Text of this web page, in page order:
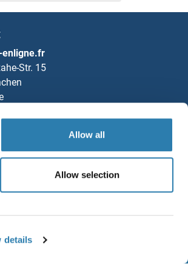
details
Allow all
Allow selection
enligne.fr
Str. 15
95 163 153
95 163 155
Immunochemicals, Inc.
Sauvegarder / Partager